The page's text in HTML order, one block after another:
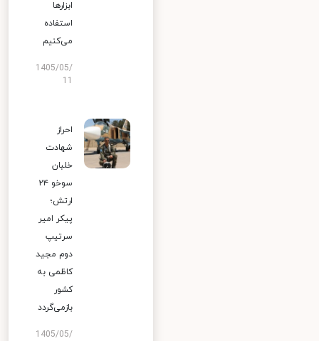
ابزارها
استفاده
می‌کنیم
1405/05/
احراز
شهادت
خلبان
سوخو ۲۴
ارتش؛
پیکر امیر
سرتیپ
دوم مجید
کاظمی به
کشور
بازمی‌گردد
1405/05/